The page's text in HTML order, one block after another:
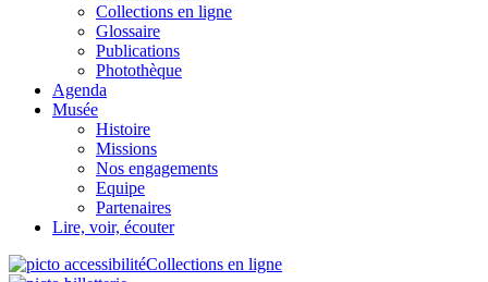
Collections en ligne
Glossaire
Publications
Photothèque
Agenda
Musée
Histoire
Missions
Nos engagements
Equipe
Partenaires
Lire, voir, écouter
Collections en ligne